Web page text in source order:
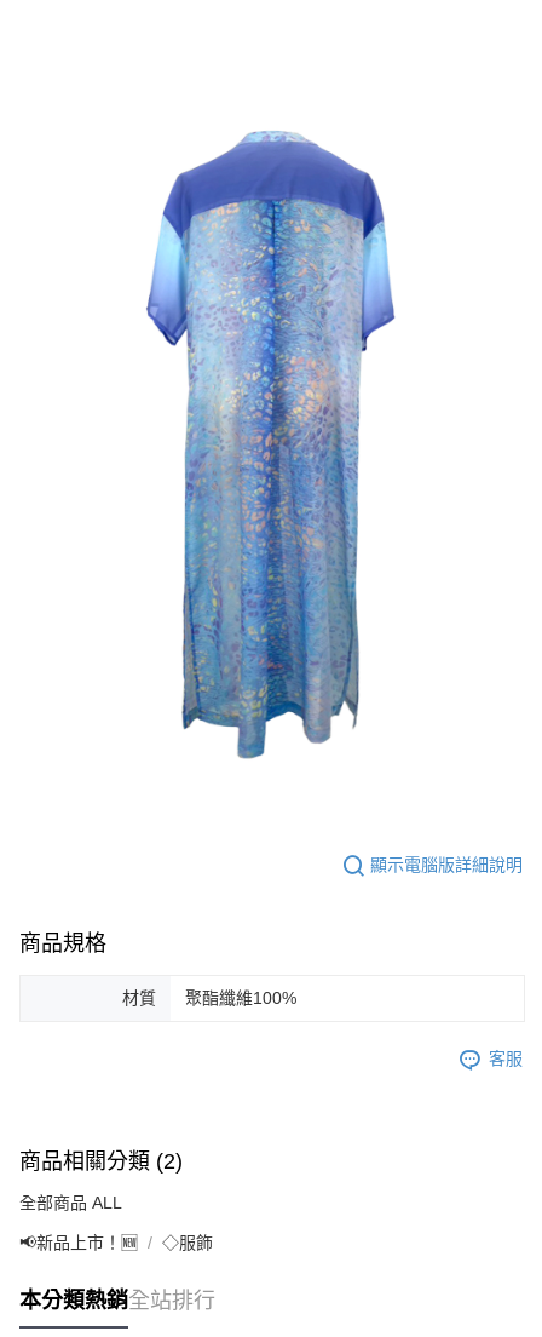
顯示電腦版詳細說明
商品規格
材質 聚酯纖維100%
客服
商品相關分類 (2)
全部商品 ALL
📢新品上市！🆕 ◇服飾
本分類熱銷全站排行